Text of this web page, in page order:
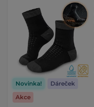
Novinka!
Dáreček
Akce